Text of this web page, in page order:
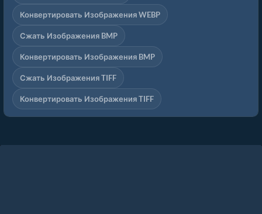
Конвертировать Изображения WEBP
Сжать Изображения BMP
Конвертировать Изображения BMP
Сжать Изображения TIFF
Конвертировать Изображения TIFF